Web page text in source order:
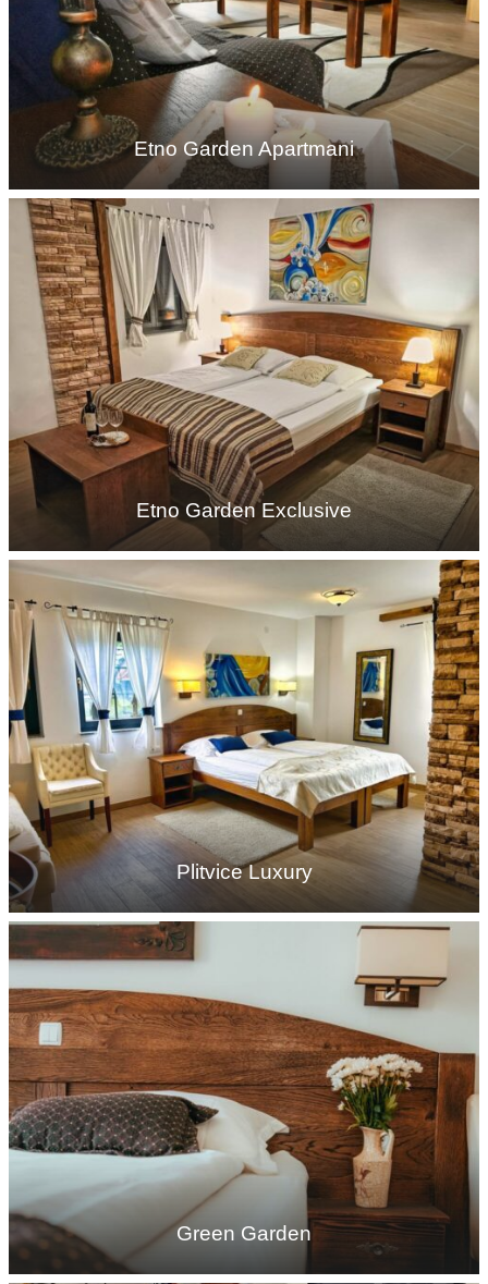
Etno Garden Apartmani
Etno Garden Exclusive
Plitvice Luxury
Green Garden